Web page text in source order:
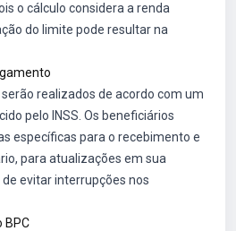
o cálculo considera a renda
do limite pode resultar na
realizados de acordo com um
pelo INSS. Os beneficiários
específicas para o recebimento e
para atualizações em sua
evitar interrupções nos
BPC